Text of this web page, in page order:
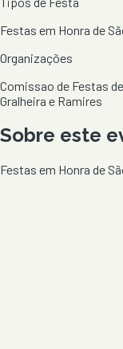
Festas em Honra de
Organizações
Comissao de Festas
Gralheira e Ramires
Sobre este
Festas em Honra de